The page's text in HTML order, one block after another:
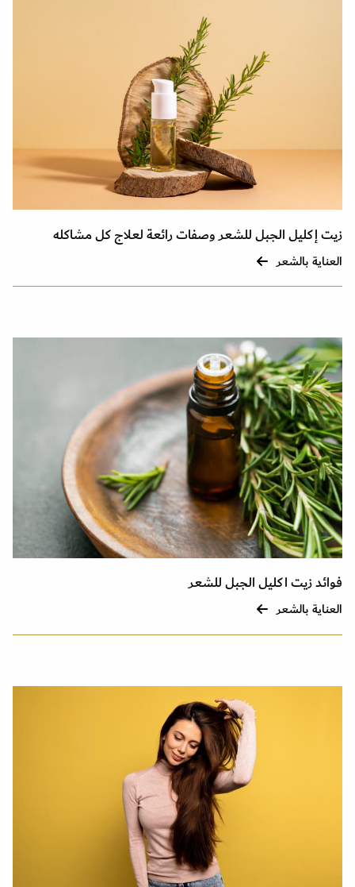
زيت إكليل الجبل للشعر وصفات رائعة لعلاج كل مشاكله
العناية بالشعر
فوائد زيت اكليل الجبل للشعر
العناية بالشعر